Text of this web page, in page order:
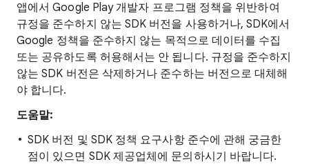
앱에서 Google Play 개발자 프로그램 정책을 위반하여
규정을 준수하지 않는 SDK 버전을 사용하거나, SDK에서
Google 정책을 준수하지 않는 목적으로 데이터를 수집
또는 공유하도록 허용해서는 안 됩니다. 규정을 준수하지
않는 SDK 버전은 삭제하거나 준수하는 버전으로 대체해
야 합니다.
도움말:
SDK 버전 및 SDK 정책 요구사항 준수에 관해 궁금한
점이 있으면 SDK 제공업체에 문의하시기 바랍니다.